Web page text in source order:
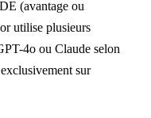
(avantage ou
utilise plusieurs
4o ou Claude selon
sur